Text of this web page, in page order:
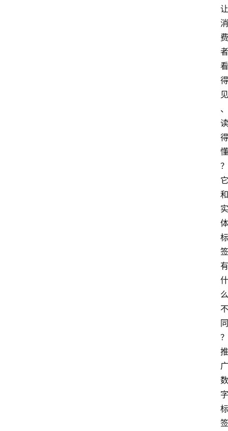
让
消
费
者
看
得
见
、
读
得
懂
？
它
和
实
体
标
签
有
什
么
不
同
？
推
广
数
字
标
签